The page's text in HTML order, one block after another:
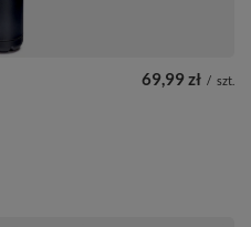
69,99 zł / szt.